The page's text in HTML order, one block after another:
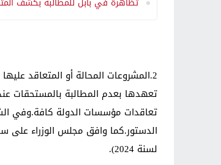
2.المشروعات المحالة أو المتعاقد
تعهدها بعدم المطالبة بالمستحقات
تعاقدات مؤسسات الدولة كافة.وفي
لسنة 2024).